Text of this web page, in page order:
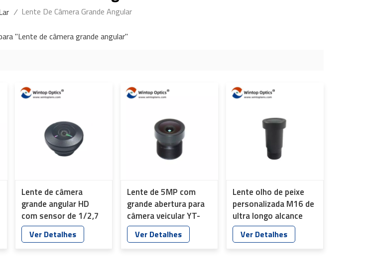
/ Lente De Câmera Grande Angular
"Lente de câmera grande angular"
Lente de câmera
grande angular HD
com sensor de 1/2,7
polegadas F/1.6, placa
de câmera Starlight,
Ver Detalhes
Lente de 5MP com
grande abertura para
câmera veicular YT-
1734P-C8
Ver Detalhes
Lente olho de peixe
personalizada M16 de
ultra longo alcance
para CFTV YT-4986P-
A2Ver Detalhes